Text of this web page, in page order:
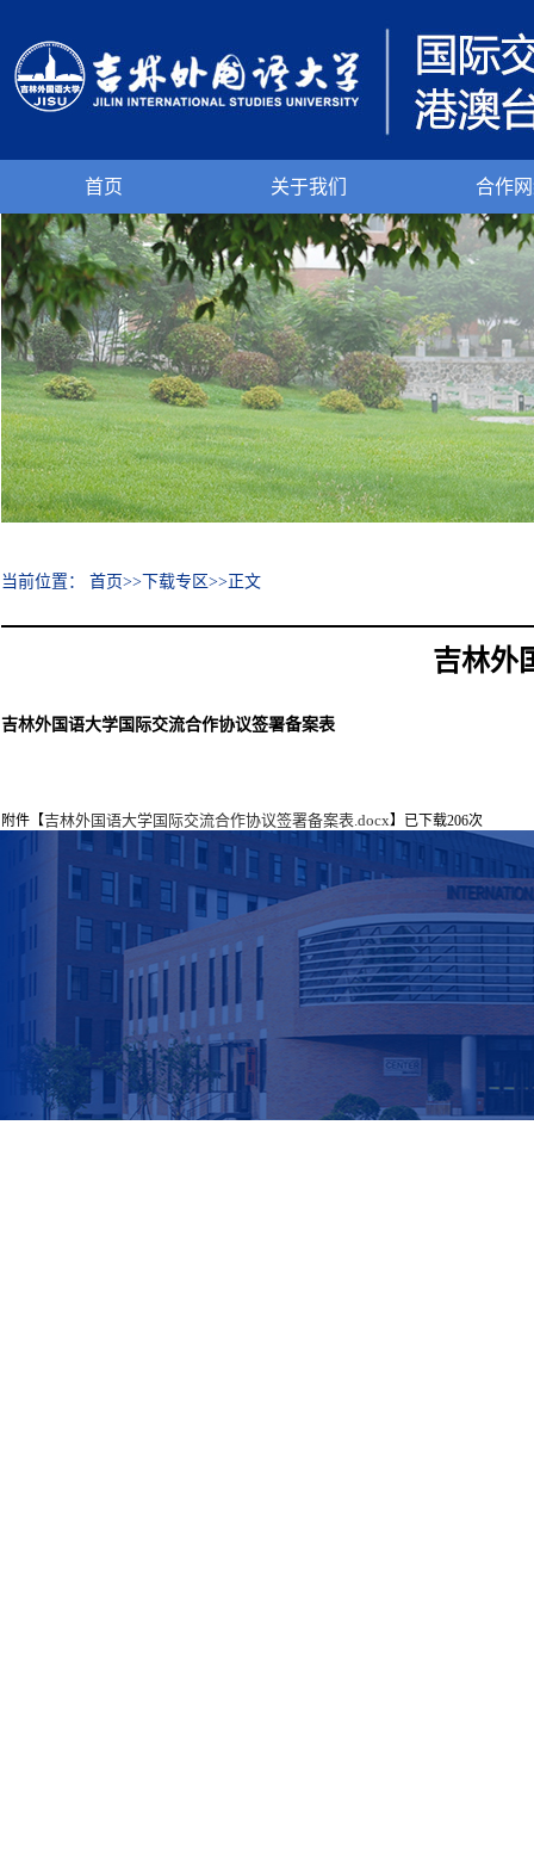
首页 关于我们 合作
当前位置： 首页>>下载专区>>正文
吉林外
吉林外国语大学国际交流合作协议签署备案表
附件【吉林外国语大学国际交流合作协议签署备案表.docx】 已下载206次